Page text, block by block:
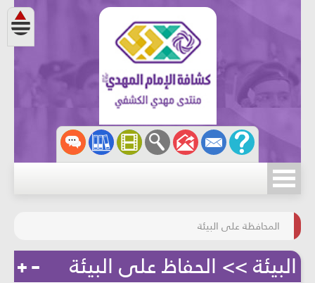
مسابقة الركب الحسينيّ
المحافظة على البيئة
البيئة >> الحفاظ على البيئة